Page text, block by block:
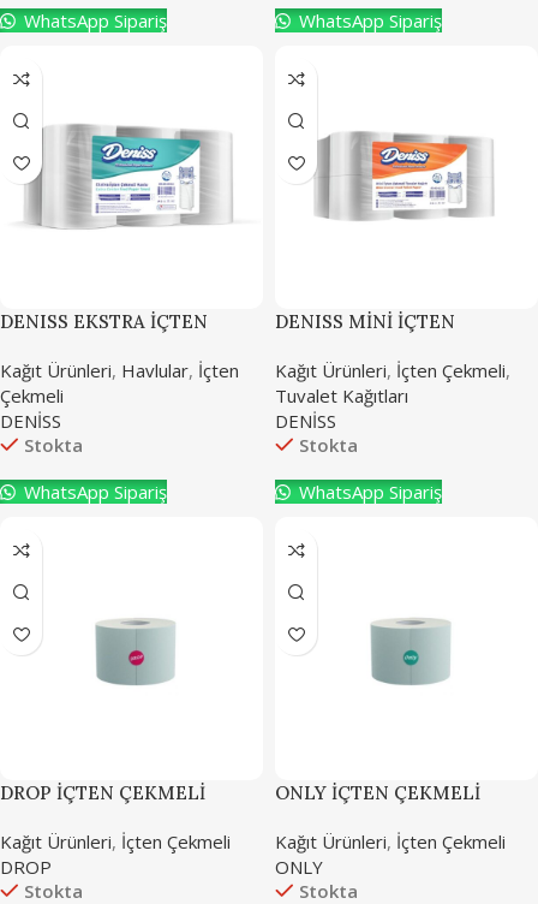
WhatsApp Sipariş
WhatsApp Sipariş
DENISS EKSTRA İÇTEN
Kağıt Ürünleri, Havlular, İçten
Çekmeli
DENİSS
Stokta
WhatsApp Sipariş
DENISS MİNİ İÇTEN
Kağıt Ürünleri, İçten Çekmeli,
Tuvalet Kağıtları
DENİSS
Stokta
WhatsApp Sipariş
DROP İÇTEN ÇEKMELİ
Kağıt Ürünleri, İçten Çekmeli
DROP
Stokta
ONLY İÇTEN ÇEKMELİ
Kağıt Ürünleri, İçten Çekmeli
ONLY
Stokta